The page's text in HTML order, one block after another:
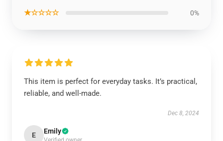
★☆☆☆☆ 0%
This item is perfect for everyday tasks. It’s practical,
reliable, and well-made.
Dec 8, 2024
E Emily